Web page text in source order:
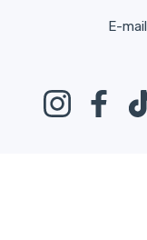
E-
Instagram